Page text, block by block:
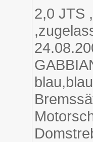
2,0 JTS